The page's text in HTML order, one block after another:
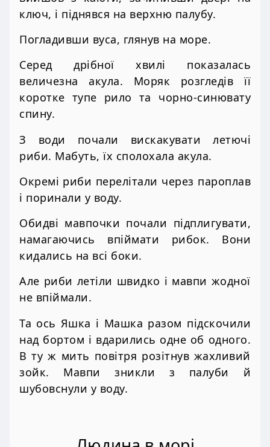
ключ, і піднявся на верхню палубу.
Погладивши вуса, глянув на море.
Серед дрібної хвилі показалась
величезна акула. Моряк розгледів її
коротке тупе рило та чорно-синювату
спину.
З води почали вискакувати летючі
риби. Мабуть, їх сполохала акула.
Окремі риби перелітали через пароплав
і поринали у воду.
Обидві мавпочки почали підплигувати,
намагаючись впіймати рибок. Вони
кидались на всі боки.
Але риби летіли швидко і мавпи жодної
не впіймали.
Та ось Яшка і Машка разом підскочили
над бортом і вдарились одне об одного.
В ту ж мить повітря розітнув жахливий
зойк. Мавпи зникли з палуби й
шубовснули у воду.